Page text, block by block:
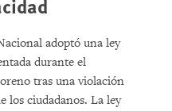
adoptó una ley
durante el
tras una violación
los ciudadanos. La ley